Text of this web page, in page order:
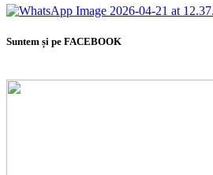
Suntem și pe FACEBOOK